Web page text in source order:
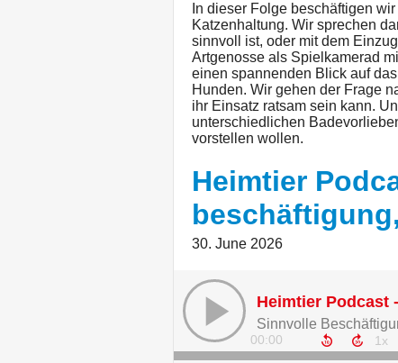
In dieser Folge beschäftigen
Katzenhaltung. Wir sprechen
sinnvoll ist, oder mit dem
Artgenosse als Spielkamerad
einen spannenden Blick auf
Hunden. Wir gehen der Frage
ihr Einsatz ratsam sein kann.
unterschiedlichen
vorstellen wollen.
Heimtier
30. June 2026
00:00